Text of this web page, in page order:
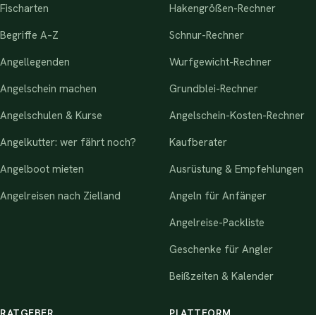
Fischarten
Begriffe A–Z
Angellegenden
Angelschein machen
Angelschulen & Kurse
Angelkutter: wer fährt noch?
Angelboot mieten
Angelreisen nach Zielland
Hakengrößen-Rechner
Schnur-Rechner
Wurfgewicht-Rechner
Grundblei-Rechner
Angelschein-Kosten-Rechner
Kaufberater
Ausrüstung & Empfehlungen
Angeln für Anfänger
Angelreise-Packliste
Geschenke für Angler
Beißzeiten & Kalender